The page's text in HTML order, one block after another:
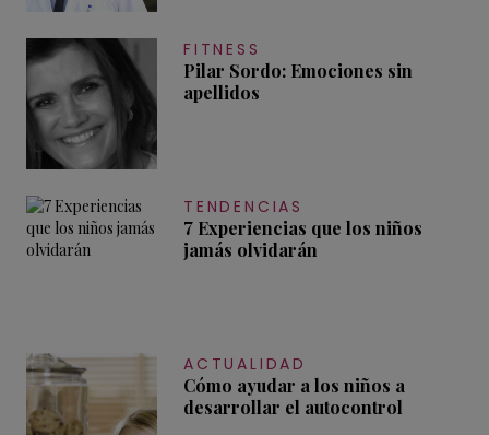
FITNESS
Pilar Sordo: Emociones sin
apellidos
TENDENCIAS
7 Experiencias que los niños
jamás olvidarán
ACTUALIDAD
Cómo ayudar a los niños a
desarrollar el autocontrol